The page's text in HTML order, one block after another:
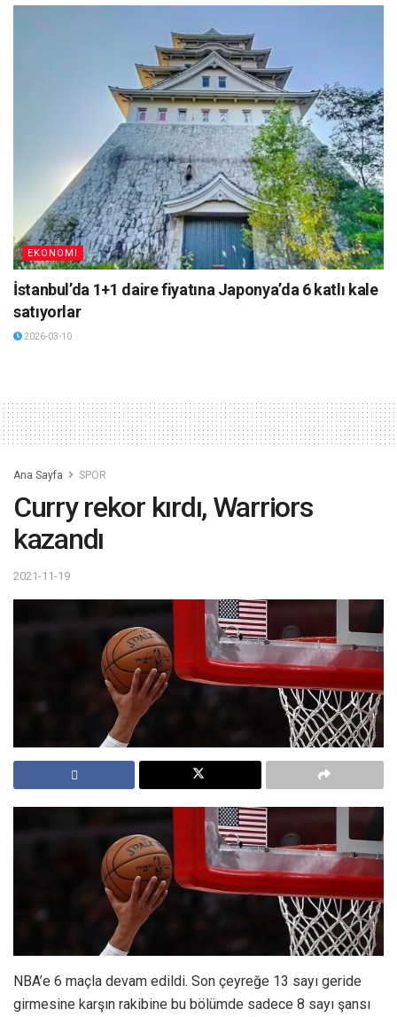
EKONOMI
İstanbul’da 1+1 daire fiyatına Japonya’da 6 katlı kale
satıyorlar
2026-03-10
Ana Sayfa SPOR
Curry rekor kırdı, Warriors
kazandı
2021-11-19
NBA’e 6 maçla devam edildi. Son çeyreğe 13 sayı geride
girmesine karşın rakibine bu bölümde sadece 8 sayı şansı